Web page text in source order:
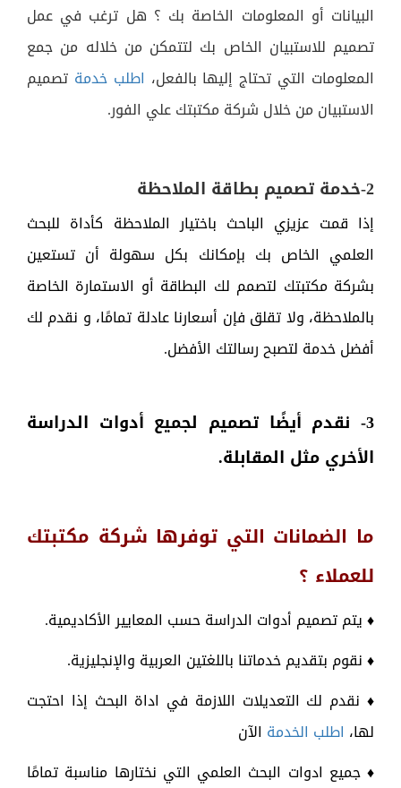
البيانات أو المعلومات الخاصة بك ؟ هل ترغب في عمل
تصميم للاستبيان الخاص بك لتتمكن من خلاله من جمع
المعلومات التي تحتاج إليها بالفعل، اطلب خدمة تصميم
الاستبيان من خلال شركة مكتبتك علي الفور.
2-خدمة تصميم بطاقة الملاحظة
إذا قمت عزيزي الباحث باختيار الملاحظة كأداة للبحث
العلمي الخاص بك بإمكانك بكل سهولة أن تستعين
بشركة مكتبتك لتصمم لك البطاقة أو الاستمارة الخاصة
بالملاحظة، ولا تقلق فإن أسعارنا عادلة تمامًا، و نقدم لك
أفضل خدمة لتصبح رسالتك الأفضل.
3- نقدم أيضًا تصميم لجميع أدوات الدراسة
الأخري مثل المقابلة.
ما الضمانات التي توفرها شركة مكتبتك
للعملاء ؟
♦ يتم تصميم أدوات الدراسة حسب المعايير الأكاديمية.
♦ نقوم بتقديم خدماتنا باللغتين العربية والإنجليزية.
♦ نقدم لك التعديلات اللازمة في اداة البحث إذا احتجت
لها، اطلب الخدمة الآن
♦ جميع ادوات البحث العلمي التي نختارها مناسبة تمامًا